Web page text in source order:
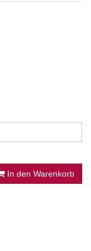
In den Warenkorb